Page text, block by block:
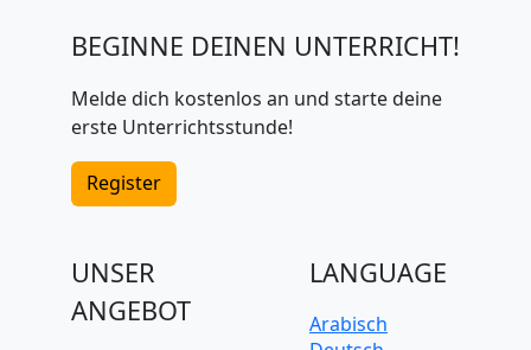
BEGINNE DEINEN UNTERRICHT!
Melde dich kostenlos an und starte deine
erste Unterrichtsstunde!
Register
UNSER
ANGEBOT
LANGUAGE
Arabisch